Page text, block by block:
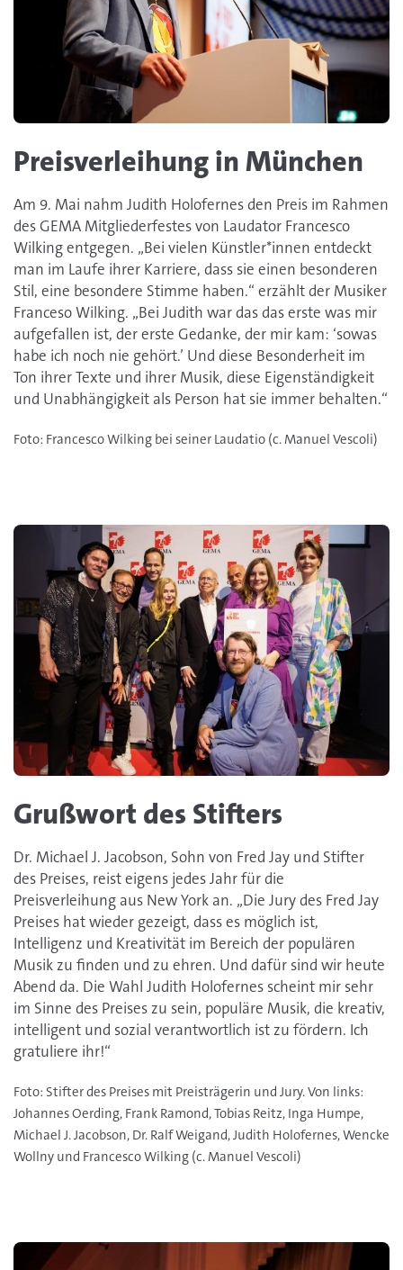
Preisverleihung in München
Am 9. Mai nahm Judith Holofernes den Preis im Rahmen
des GEMA Mitgliederfestes von Laudator Francesco
Wilking entgegen. „Bei vielen Künstler*innen entdeckt
man im Laufe ihrer Karriere, dass sie einen besonderen
Stil, eine besondere Stimme haben.“ erzählt der Musiker
Franceso Wilking. „Bei Judith war das das erste was mir
aufgefallen ist, der erste Gedanke, der mir kam: ‘sowas
habe ich noch nie gehört.’ Und diese Besonderheit im
Ton ihrer Texte und ihrer Musik, diese Eigenständigkeit
und Unabhängigkeit als Person hat sie immer behalten.“
Foto: Francesco Wilking bei seiner Laudatio (c. Manuel Vescoli)
Grußwort des Stifters
Dr. Michael J. Jacobson, Sohn von Fred Jay und Stifter
des Preises, reist eigens jedes Jahr für die
Preisverleihung aus New York an. „Die Jury des Fred Jay
Preises hat wieder gezeigt, dass es möglich ist,
Intelligenz und Kreativität im Bereich der populären
Musik zu finden und zu ehren. Und dafür sind wir heute
Abend da. Die Wahl Judith Holofernes scheint mir sehr
im Sinne des Preises zu sein, populäre Musik, die kreativ,
intelligent und sozial verantwortlich ist zu fördern. Ich
gratuliere ihr!“
Foto: Stifter des Preises mit Preisträgerin und Jury. Von links:
Johannes Oerding, Frank Ramond, Tobias Reitz, Inga Humpe,
Michael J. Jacobson, Dr. Ralf Weigand, Judith Holofernes, Wencke
Wollny und Francesco Wilking (c. Manuel Vescoli)